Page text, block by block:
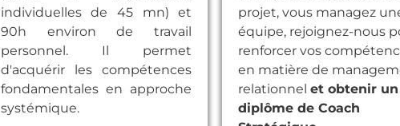
individuelles de 45 mn) et
90h environ de travail
personnel. Il permet
d'acquérir les compétences
fondamentales en approche
systémique.
projet, vous managez
équipe, rejoignez-nous
renforcer vos
en matière de
relationnel et obtenir un
diplôme de Coach